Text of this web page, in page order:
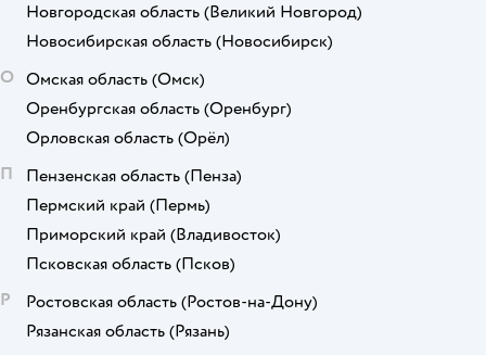
Новгородская область (Великий Новгород)
Новосибирская область (Новосибирск)
О Омская область (Омск)
Оренбургская область (Оренбург)
Орловская область (Орёл)
П
Пензенская область (Пенза)
Пермский край (Пермь)
Приморский край (Владивосток)
Псковская область (Псков)
Р
Ростовская область (Ростов-на-Дону)
Рязанская область (Рязань)